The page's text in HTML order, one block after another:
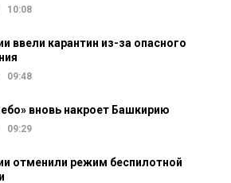
10:08
ввели карантин из-за опасного
09:48
вновь накроет Башкирию
09:29
отменили режим беспилотной